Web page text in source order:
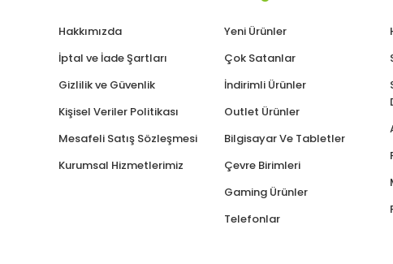
Hakkımızda
İptal ve İade Şartları
Gizlilik ve Güvenlik
Kişisel Veriler Politikası
Mesafeli Satış Sözleşmesi
Kurumsal Hizmetlerimiz
Yeni Ürünler
Çok Satanlar
İndirimli Ürünler
Outlet Ürünler
Bilgisayar Ve Tabletler
Çevre Birimleri
Gaming Ürünler
Telefonlar